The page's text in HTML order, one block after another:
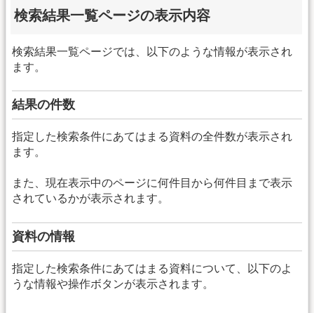
検索結果一覧ページの表示内容
検索結果一覧ページでは、以下のような情報が表示され
ます。
結果の件数
指定した検索条件にあてはまる資料の全件数が表示され
ます。
また、現在表示中のページに何件目から何件目まで表示
されているかが表示されます。
資料の情報
指定した検索条件にあてはまる資料について、以下のよ
うな情報や操作ボタンが表示されます。